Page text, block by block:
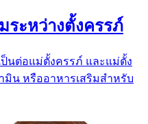
ระหว่างตั้งครรภ์
นต่อแม่ตั้งครรภ์ และแม่ตั้ง
น หรืออาหารเสริมสำหรับ